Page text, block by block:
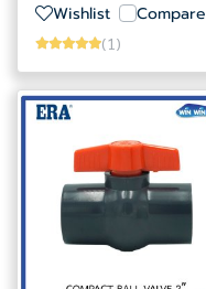
Wishlist Compare
(1)